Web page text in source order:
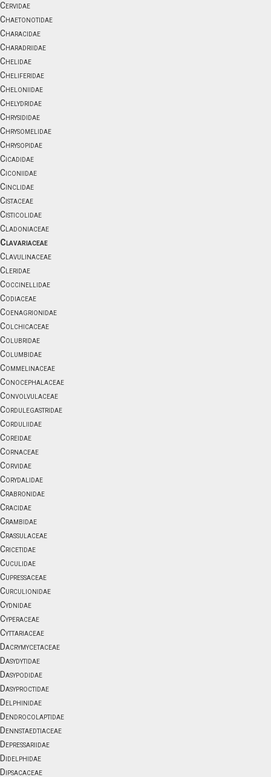
Cervidae
Chaetonotidae
Characidae
Charadriidae
Chelidae
Cheliferidae
Cheloniidae
Chelydridae
Chrysididae
Chrysomelidae
Chrysopidae
Cicadidae
Ciconiidae
Cinclidae
Cistaceae
Cisticolidae
Cladoniaceae
Clavariaceae
Clavulinaceae
Cleridae
Coccinellidae
Codiaceae
Coenagrionidae
Colchicaceae
Colubridae
Columbidae
Commelinaceae
Conocephalaceae
Convolvulaceae
Cordulegastridae
Corduliidae
Coreidae
Cornaceae
Corvidae
Corydalidae
Crabronidae
Cracidae
Crambidae
Crassulaceae
Cricetidae
Cuculidae
Cupressaceae
Curculionidae
Cydnidae
Cyperaceae
Cyttariaceae
Dacrymycetaceae
Dasydytidae
Dasypodidae
Dasyproctidae
Delphinidae
Dendrocolaptidae
Dennstaedtiaceae
Depressariidae
Didelphidae
Dipsacaceae